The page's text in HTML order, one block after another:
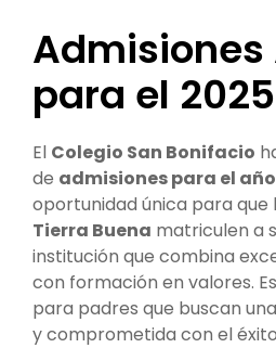
para el 2025
El Colegio San Bonifacio
de admisiones para el
oportunidad única para que
Tierra Buena matriculen a
institución que combina
con formación en valores.
para padres que buscan
y comprometida con el éxito